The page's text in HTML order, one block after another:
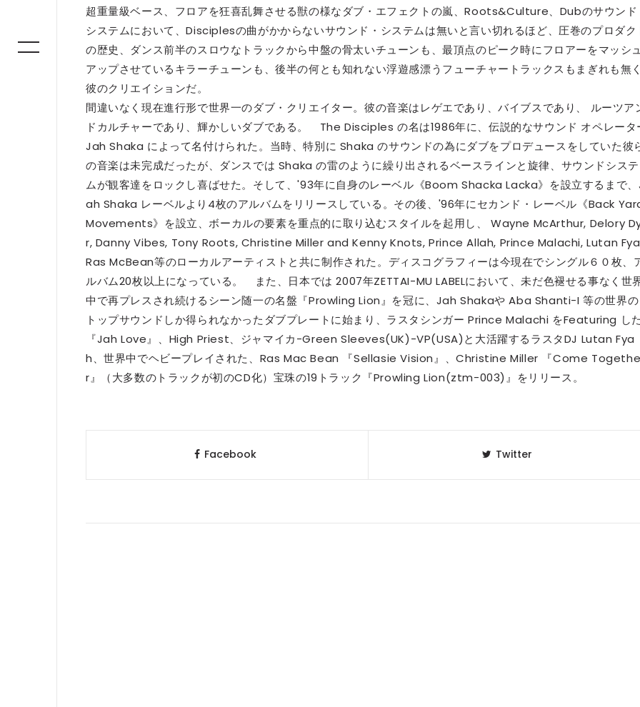
超重量級ベース、フロアを狂喜乱舞させる獣の様なダブ・エフェクトの嵐、Roots&Culture、Dubのサウンド
システムにおいて、Disciplesの曲がかからないサウンド・システムは無いと言い切れるほど、圧巻のプロダク
の歴史、ダンス前半のスロウなトラックから中盤の骨太いチューンも、最頂点のピーク時にフロアーをマッシュ
アップさせているキラーチューンも、後半の何とも知れない浮遊感漂うフューチャートラックスもまぎれも無く
彼のクリエイションだ。
間違いなく現在進行形で世界一のダブ・クリエイター。彼の音楽はレゲエであり、バイブスであり、 ルーツア
ドカルチャーであり、輝かしいダブである。 The Disciples の名は1986年に、伝説的なサウンド オペレータ
Jah Shaka によって名付けられた。当時、特別に Shaka のサウンドの為にダブをプロデュースをしていた彼
の音楽は未完成だったが、ダンスでは Shaka の雷のように繰り出されるベースラインと旋律、サウンドシステ
ムが観客達をロックし喜ばせた。そして、'93年に自身のレーベル《Boom Shacka Lacka》を設立するまで、
ah Shaka レーベルより4枚のアルバムをリリースしている。その後、'96年にセカンド・レーベル《Back
Movements》を設立、ボーカルの要素を重点的に取り込むスタイルを起用し、 Wayne McArthur, Delory
r, Danny Vibes, Tony Roots, Christine Miller and Kenny Knots, Prince Allah, Prince Malachi, Lutan
Ras McBean等のローカルアーティストと共に制作された。ディスコグラフィーは今現在でシングル６０枚、
ルバム20枚以上になっている。 また、日本では 2007年ZETTAI-MU LABELにおいて、未だ色褪せる事なく世
中で再プレスされ続けるシーン随一の名盤『Prowling Lion』を冠に、Jah Shakaや Aba Shanti-I 等の世界の
トップサウンドしか得られなかったダブプレートに始まり、ラスタシンガー Prince Malachi をFeaturing した
『Jah Love』、High Priest、ジャマイカ-Green Sleeves(UK)-VP(USA)と大活躍するラスタDJ Lutan Fya
h、世界中でヘビープレイされた、Ras Mac Bean 『Sellasie Vision』、Christine Miller 『Come Togethe
r』（大多数のトラックが初のCD化）宝珠の19トラック『Prowling Lion(ztm-003)』をリリース。
Facebook Twitter